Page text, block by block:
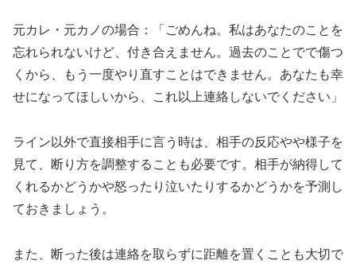
元カレ・元カノの場合：「ごめんね。私はあなたのことを
忘れられないけど、付き合えません。過去のことでで傷つ
くから、もう一度やり直すことはできません。あなたも幸
せになってほしいから、これ以上連絡しないでください」
ライン以外で直接相手に言う時は、相手の反応やや様子を
見て、断り方を調整することも必要です。相手が納得して
くれるかどうかや怒ったり泣いたりするかどうかを予測し
ておきましょう。
また、断った後は連絡を取らずに距離を置くことも大切で